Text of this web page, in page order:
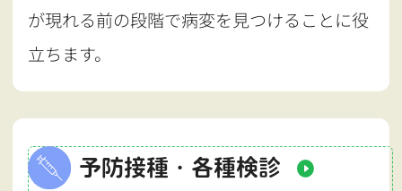
が現れる前の段階で病変を見つけることに役
立ちます。
予防接種・各種検診